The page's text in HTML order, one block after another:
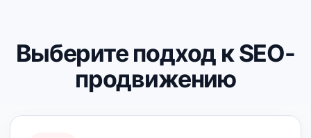
Выберите подход к SEO-
продвижению